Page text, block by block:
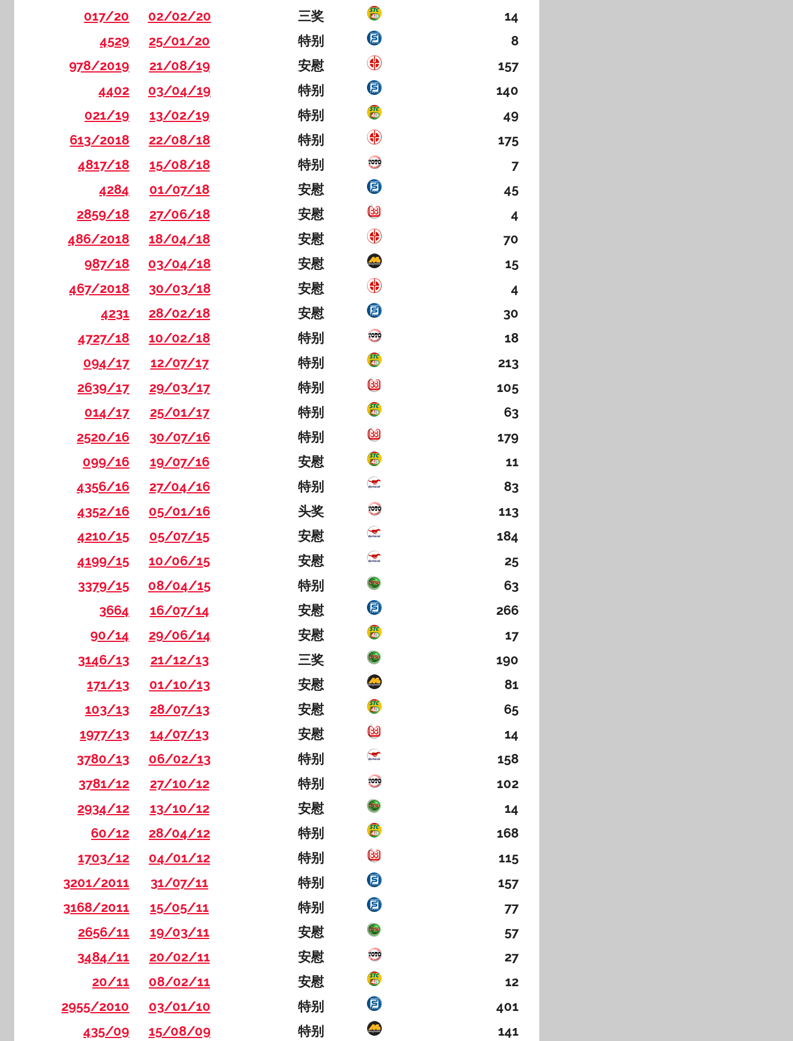
017/20
02/02/20 三奖
14
4529
25/01/20 特别
8
978/2019
21/08/19 安慰
157
4402
03/04/19 特别
140
021/19
13/02/19 特别
49
613/2018
22/08/18 特别
175
4817/18
15/08/18 特别
7
4284
01/07/18 安慰
45
2859/18
27/06/18 安慰
4
486/2018
18/04/18 安慰
70
987/18
03/04/18 安慰
15
467/2018
30/03/18 安慰
4
4231
28/02/18 安慰
30
4727/18
10/02/18 特别
18
094/17
12/07/17 特别
213
2639/17
29/03/17 特别
105
014/17
25/01/17 特别
63
2520/16
30/07/16 特别
179
099/16
19/07/16 安慰
11
4356/16
27/04/16 特别
83
4352/16
05/01/16 头奖
113
4210/15
05/07/15 安慰
184
4199/15
10/06/15 安慰
25
3379/15
08/04/15 特别
63
3664
16/07/14 安慰
266
90/14
29/06/14 安慰
17
3146/13
21/12/13 三奖
190
171/13
01/10/13 安慰
81
103/13
28/07/13 安慰
65
1977/13
14/07/13 安慰
14
3780/13
06/02/13 特别
158
3781/12
27/10/12 特别
102
2934/12
13/10/12 安慰
14
60/12
28/04/12 特别
168
1703/12
04/01/12 特别
115
3201/2011
31/07/11 特别
157
3168/2011
15/05/11 特别
77
2656/11
19/03/11 安慰
57
3484/11
20/02/11 安慰
27
20/11
08/02/11 安慰
12
2955/2010
03/01/10 特别
401
435/09
15/08/09 特别 141